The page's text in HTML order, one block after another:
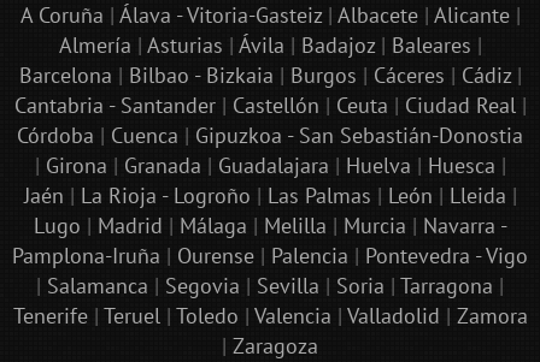
A Coruña | Álava - Vitoria-Gasteiz| Albacete| Alicante|
Almería | Asturias | Ávila | Badajoz| Baleares |
Barcelona | Bilbao - Bizkaia | Burgos | Cáceres | Cádiz|
Cantabria - Santander| Castellón | Ceuta | Ciudad Real|
Córdoba | Cuenca | Gipuzkoa - San Sebastián-Donostia
| Girona | Granada | Guadalajara | Huelva | Huesca |
Jaén | La Rioja - Logroño | Las Palmas | León | Lleida |
Lugo | Madrid | Málaga | Melilla | Murcia | Navarra -
Pamplona-Iruña | Ourense | Palencia | Pontevedra - Vigo
| Salamanca | Segovia | Sevilla | Soria | Tarragona |
Tenerife| Teruel| Toledo | Valencia | Valladolid | Zamora
| Zaragoza